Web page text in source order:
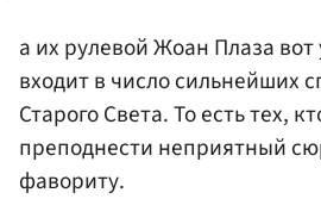
а их рулевой Жоан Плаза вот
входит в число сильнейших
Старого Света. То есть тех,
преподнести неприятный
фавориту.